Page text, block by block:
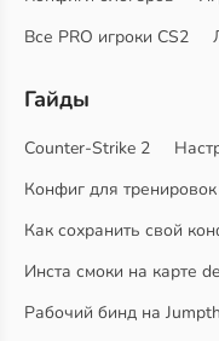
Все PRO игроки CS2
Гайды
Counter-Strike 2
Конфиг для тренировок
Как сохранить свой
Инста смоки на карте
Рабочий бинд на